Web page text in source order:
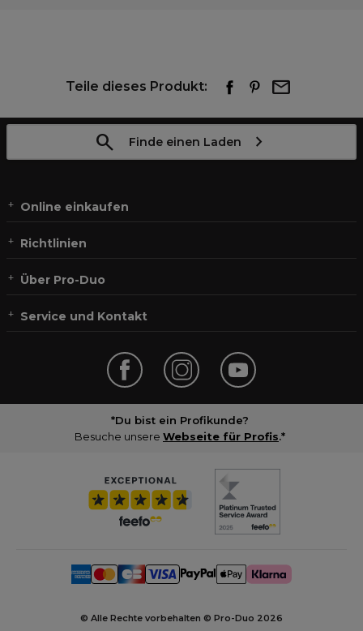
Teile dieses Produkt:
Finde einen Laden
Online einkaufen
Richtlinien
Über Pro-Duo
Service und Kontakt
*Du bist ein Profikunde?
Besuche unsere Webseite für Profis.*
© Alle Rechte vorbehalten © Pro-Duo 2026